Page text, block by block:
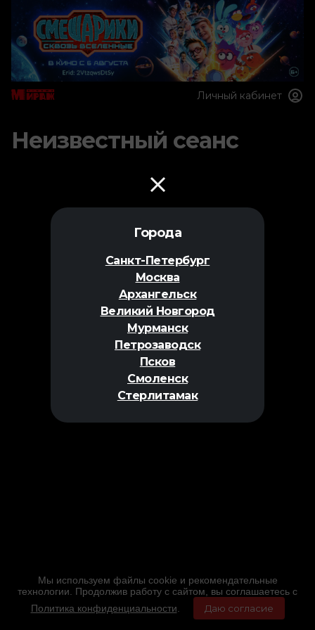
Города
Санкт-Петербург
Москва
Архангельск
Великий Новгород
Мурманск
Петрозаводск
Псков
Смоленск
Стерлитамак
Личный кабинет
Неизвестный сеанс
Мы используем файлы cookie и рекомендательные
технологии. Продолжив работу с сайтом, вы соглашаетесь с
Политика конфиденциальности
Даю согласие